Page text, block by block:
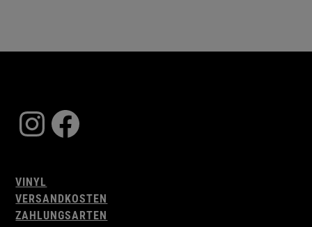
Instagram
Facebook
VINYL
VERSANDKOSTEN
ZAHLUNGSARTEN